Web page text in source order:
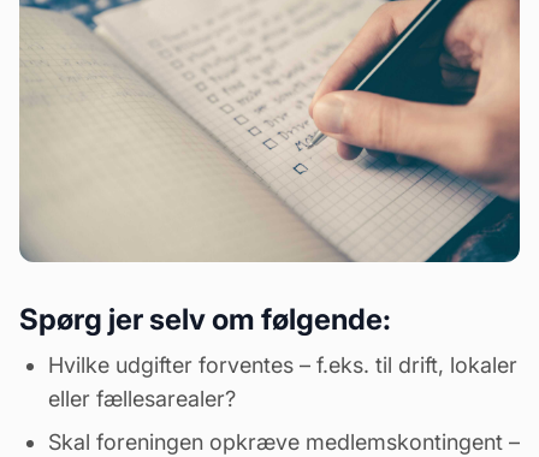
Spørg jer selv om følgende:
Hvilke udgifter forventes – f.eks. til drift, lokaler
eller fællesarealer?
Skal foreningen opkræve medlemskontingent –